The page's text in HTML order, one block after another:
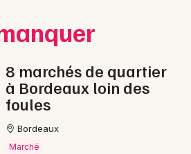
8 marchés de quartier
à Bordeaux loin des
foules
Bordeaux
Marché